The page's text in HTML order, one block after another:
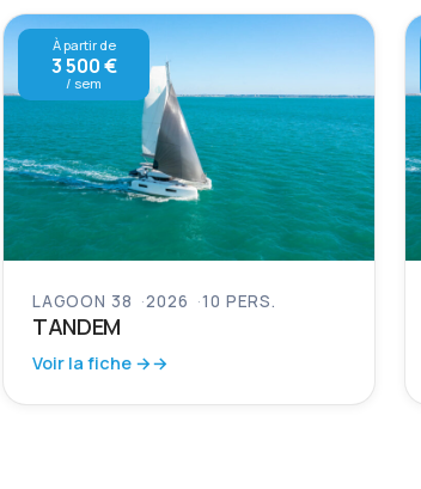
À partir de
3 500 €
/ sem
LAGOON 38 2026 10 PERS.
TANDEM
Voir la fiche →